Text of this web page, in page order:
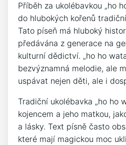
Příběh ‍za ukolébavkou „ho
do hlubokých kořenů
Tato píseň má hluboký⁣
předávána z‍ generace na
kulturní dědictví. „ho ho
bezvýznamná melodie, ale
uspávat nejen děti, ale i
Tradiční⁢ ukolébavka „ho ho
kojencem a jeho matkou,
a lásky. ⁤Text písně často
které mají magickou moc